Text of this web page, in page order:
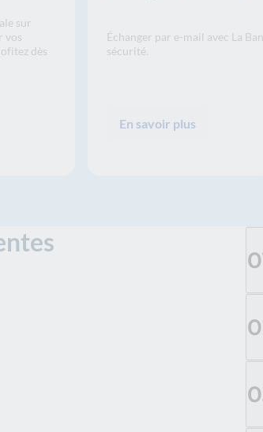
sur
vos
dès
Échanger par e-mail avec La
sécurité.
En savoir plus